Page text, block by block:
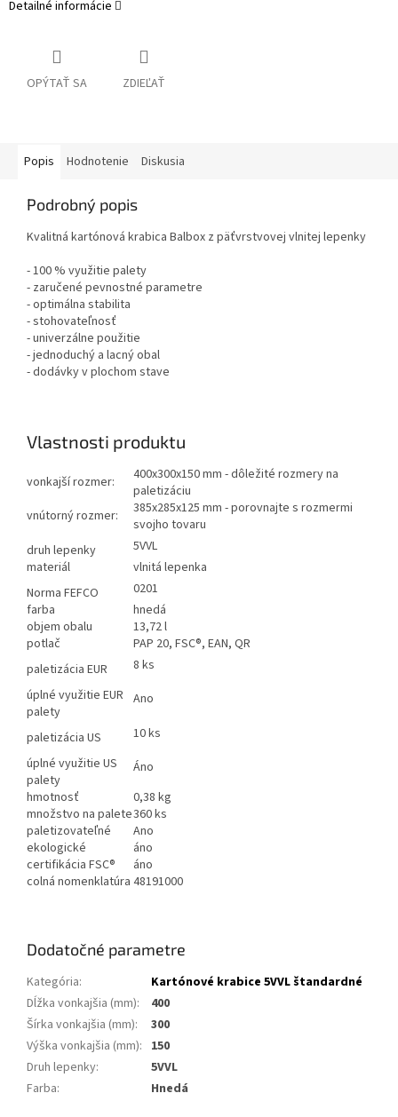
Detailné informácie
OPÝTAŤ SA ZDIEĽAŤ
Popis Hodnotenie Diskusia
Podrobný popis
Kvalitná kartónová krabica Balbox z päťvrstvovej vlnitej lepenky
- 100 % využitie palety
- zaručené pevnostné parametre
- optimálna stabilita
- stohovateľnosť
- univerzálne použitie
- jednoduchý a lacný obal
- dodávky v plochom stave
Vlastnosti produktu
vonkajší rozmer:
400x300x150 mm - dôležité rozmery na
paletizáciu
vnútorný rozmer:
385x285x125 mm - porovnajte s rozmermi
svojho tovaru
druh lepenky
5VVL
materiál
vlnitá lepenka
Norma FEFCO
0201
farba
hnedá
objem obalu
13,72 l
potlač
PAP 20, FSC®, EAN, QR
paletizácia EUR
8 ks
úplné využitie EUR
palety
Ano
paletizácia US
10 ks
úplné využitie US
palety
Áno
hmotnosť
0,38 kg
množstvo na palete360 ks
paletizovateľné
Ano
ekologické
áno
certifikácia FSC®
áno
colná nomenklatúra 48191000
Dodatočné parametre
Kategória:
Kartónové krabice 5VVL štandardné
Dĺžka vonkajšia (mm):
400
Šírka vonkajšia (mm):
300
Výška vonkajšia (mm): 150
Druh lepenky:
5VVL
Farba: Hnedá